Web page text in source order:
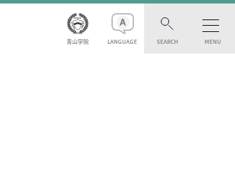
青山学院 LANGUAGE SEARCH MENU